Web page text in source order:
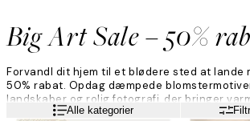
Big Art Sale – 50%
Forvandl dit hjem til et blødere sted at lande
50% rabat. Opdag dæmpede
landskaber og rolig fotografi, der bringer
ubesværet atmosfære til dine rum.
Læs mere Alle kategorier